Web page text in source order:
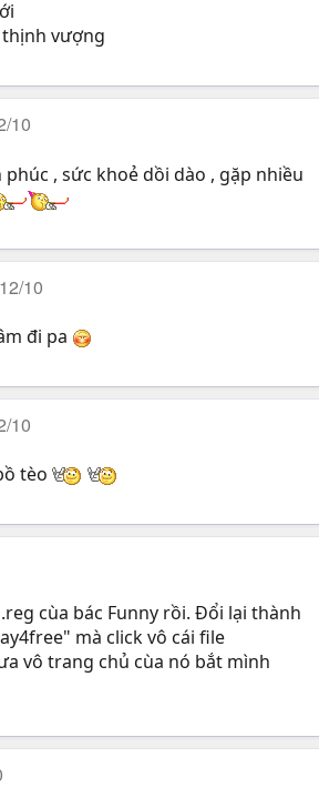
thịnh vượng
10
, sức khoẻ dồi dào , gặp nhiều
10
đi pa
10
tèo
cùa bác Funny rồi. Đổi lại thành
mà click vô cái file
vô trang chủ cùa nó bắt mình